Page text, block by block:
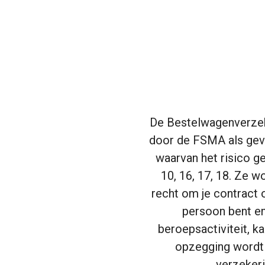
De
door de FSMA als
waarvan het risico
10, 16, 17, 18. Ze
recht om je contract
persoon bent
beroepsactiviteit,
opzegging